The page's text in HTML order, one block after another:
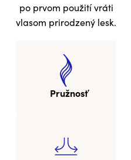
Pružnosť
po prvom použití vráti
vlasom prirodzený lesk.